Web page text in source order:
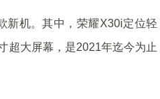
新机。其中，荣耀X30i定位轻
超大屏幕，是2021年迄今为止